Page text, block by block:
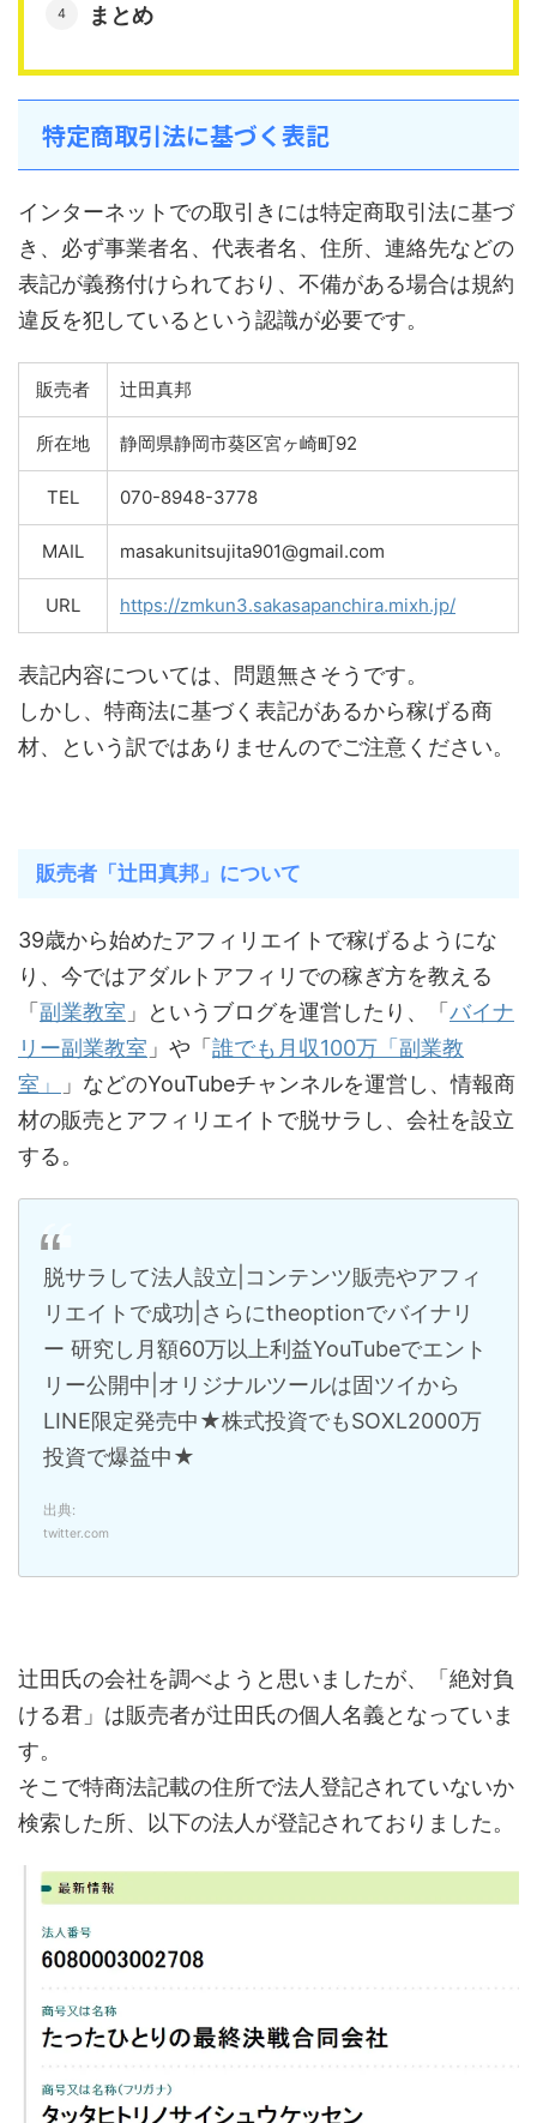
まとめ
特定商取引法に基づく表記
インターネットでの取引きには特定商取引法に基づ
き、必ず事業者名、代表者名、住所、連絡先などの
表記が義務付けられており、不備がある場合は規約
違反を犯しているという認識が必要です。
販売者 辻田真邦
所在地 静岡県静岡市葵区宮ヶ崎町92
TEL 070-8948-3778
MAIL masakunitsujita901@gmail.com
URL https://zmkun3.sakasapanchira.mixh.jp/
表記内容については、問題無さそうです。
しかし、特商法に基づく表記があるから稼げる商
材、という訳ではありませんのでご注意ください。
販売者「辻田真邦」について
39歳から始めたアフィリエイトで稼げるようにな
り、今ではアダルトアフィリでの稼ぎ方を教える
「 副業教室 」というブログを運営したり、「 バイナ
リー副業教室 」や「 誰でも月収100万「副業教
室」
」などのYouTubeチャンネルを運営し、情報商
材の販売とアフィリエイトで脱サラし、会社を設立
する。
脱サラして法人設立|コンテンツ販売やアフィ
リエイトで成功|さらにtheoptionでバイナリ
ー 研究し月額60万以上利益YouTubeでエント
リー公開中|オリジナルツールは固ツイから
LINE限定発売中★株式投資でもSOXL2000万
投資で爆益中★
出典:
twitter.com
辻田氏の会社を調べようと思いましたが、「絶対負
ける君」は販売者が辻田氏の個人名義となっていま
す。
そこで特商法記載の住所で法人登記されていないか
検索した所、以下の法人が登記されておりました。